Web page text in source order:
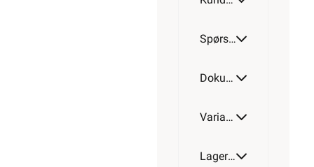
Spørsmål og svar
Dokumentasjon
Varianter av artikkel
Lagerstatus